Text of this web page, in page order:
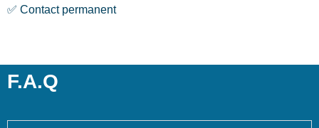
✅ Contact permanent
F.A.Q